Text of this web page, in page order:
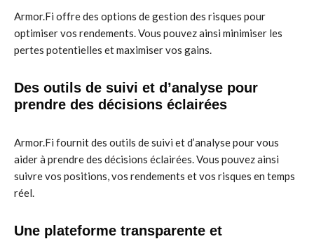
Armor.Fi offre des options de gestion des risques pour
optimiser vos rendements. Vous pouvez ainsi minimiser les
pertes potentielles et maximiser vos gains.
Des outils de suivi et d’analyse pour
prendre des décisions éclairées
Armor.Fi fournit des outils de suivi et d’analyse pour vous
aider à prendre des décisions éclairées. Vous pouvez ainsi
suivre vos positions, vos rendements et vos risques en temps
réel.
Une plateforme transparente et